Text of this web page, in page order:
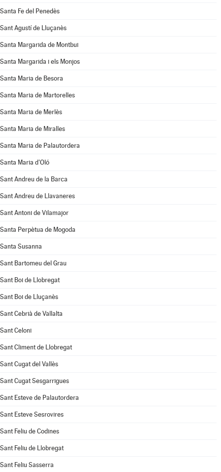
Santa Fe del Penedès
Sant Agustí de Lluçanès
Santa Margarida de Montbui
Santa Margarida i els Monjos
Santa Maria de Besora
Santa Maria de Martorelles
Santa Maria de Merlès
Santa Maria de Miralles
Santa Maria de Palautordera
Santa Maria d'Oló
Sant Andreu de la Barca
Sant Andreu de Llavaneres
Sant Antoni de Vilamajor
Santa Perpètua de Mogoda
Santa Susanna
Sant Bartomeu del Grau
Sant Boi de Llobregat
Sant Boi de Lluçanès
Sant Cebrià de Vallalta
Sant Celoni
Sant Climent de Llobregat
Sant Cugat del Vallès
Sant Cugat Sesgarrigues
Sant Esteve de Palautordera
Sant Esteve Sesrovires
Sant Feliu de Codines
Sant Feliu de Llobregat
Sant Feliu Sasserra